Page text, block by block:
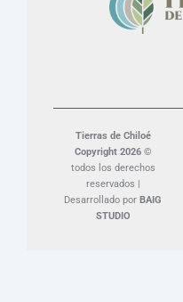
Tierras de Chiloé
Copyright 2026 ©
todos los derechos
reservados |
Desarrollado por BAIG
STUDIO